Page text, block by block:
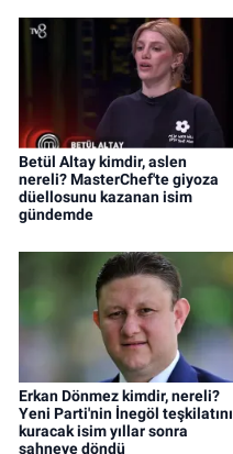
Betül Altay kimdir, aslen
nereli? MasterChef'te giyoza
düellosunu kazanan isim
gündemde
Erkan Dönmez kimdir, nereli?
Yeni Parti'nin İnegöl teşkilatını
kuracak isim yıllar sonra
sahneye döndü